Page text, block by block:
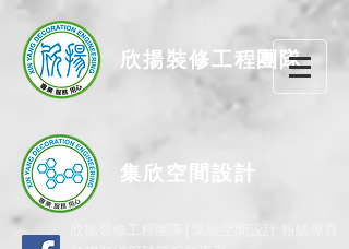
欣揚裝修工程團隊
集欣空間設計